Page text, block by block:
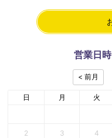
営業日時
日 月 火
2 3 4